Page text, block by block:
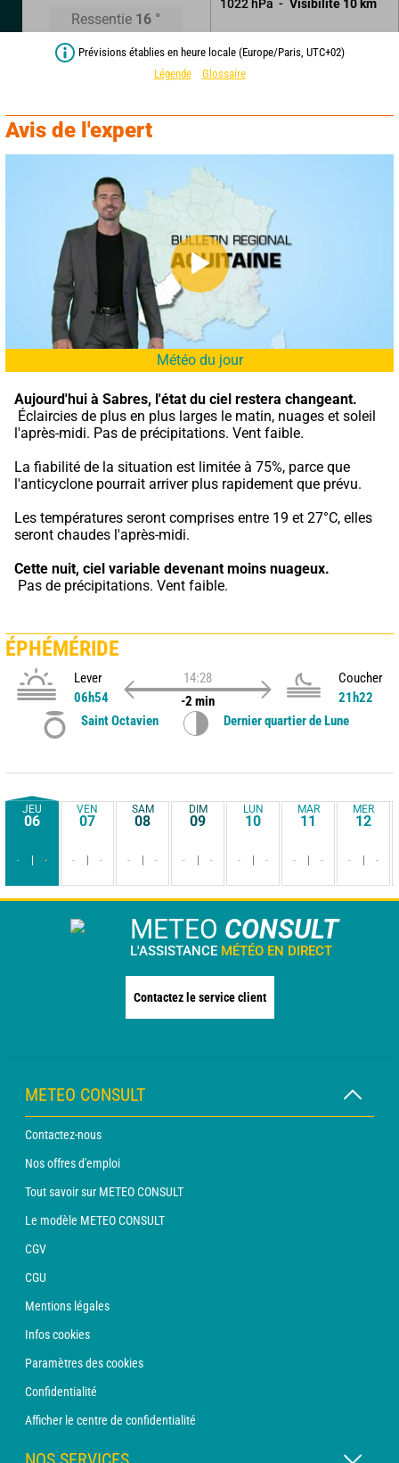
Ressentie 16 °
1022 hPa Visibilité 10 km
Prévisions établies en heure locale (Europe/Paris, UTC+02)
Légende
Glossaire
Avis de l'expert
Météo du jour
Aujourd'hui à Sabres, l'état du ciel restera changeant.
l'après-midi. Pas de précipitations. Vent faible.
La fiabilité de la situation est limitée à 75%, parce que
l'anticyclone pourrait arriver plus rapidement que prévu.
Les températures seront comprises entre 19 et 27°C, elles
seront chaudes l'après-midi.
Cette nuit, ciel variable devenant moins nuageux.
Pas de précipitations. Vent faible.
ÉPHÉMÉRIDE
Lever
06h54
14:28
-2 min
Coucher
21h22
Saint Octavien
Dernier quartier de Lune
JEU
06
- -
VEN
07
- -
SAM
08
- -
DIM
09
- -
LUN
10
- -
MAR
11
- -
MER
12
- -
METEO CONSULT
L'ASSISTANCE MÉTÉO EN DIRECT
Contactez le service client
METEO CONSULT
Contactez-nous
Nos offres d'emploi
Tout savoir sur METEO CONSULT
Le modèle METEO CONSULT
CGV
CGU
Mentions légales
Infos cookies
Paramètres des cookies
Confidentialité
Afficher le centre de confidentialité